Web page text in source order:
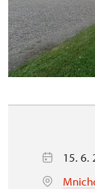
15. 6.